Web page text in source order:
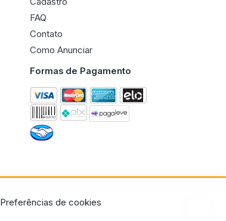
Preferências de cookies
FAQ
Contato
Como Anunciar
Formas de Pagamento